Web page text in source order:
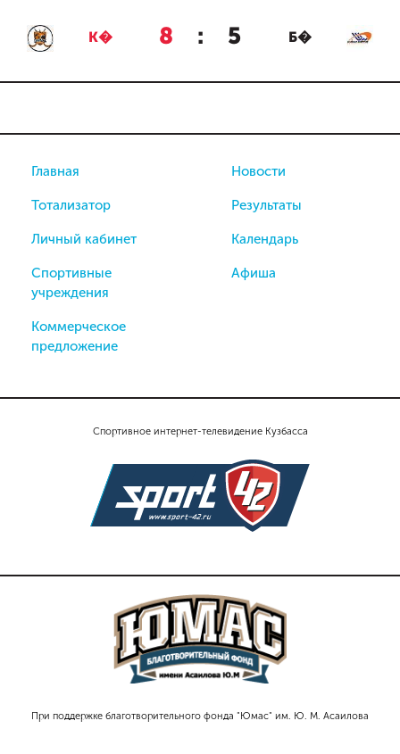
К� 8 : 5 Б�
Спортивное интернет-телевидение Кузбасса
При поддержке благотворительного фонда "Юмас" им. Ю. М. Асаилова
Главная
Тотализатор
Личный кабинет
Спортивные
учреждения
Коммерческое
предложение
Новости
Результаты
Календарь
Афиша